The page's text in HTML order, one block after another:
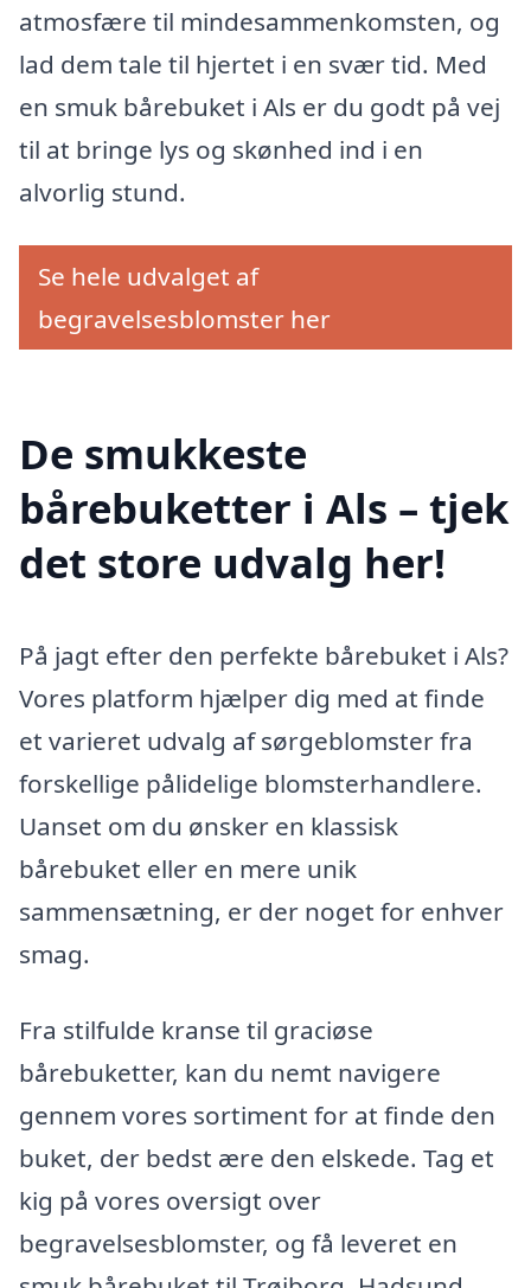
atmosfære til mindesammenkomsten, og
lad dem tale til hjertet i en svær tid. Med
en smuk bårebuket i Als er du godt på vej
til at bringe lys og skønhed ind i en
alvorlig stund.
Se hele udvalget af
begravelsesblomster her
De smukkeste
bårebuketter i Als – tjek
det store udvalg her!
På jagt efter den perfekte bårebuket i Als?
Vores platform hjælper dig med at finde
et varieret udvalg af sørgeblomster fra
forskellige pålidelige blomsterhandlere.
Uanset om du ønsker en klassisk
bårebuket eller en mere unik
sammensætning, er der noget for enhver
smag.
Fra stilfulde kranse til graciøse
bårebuketter, kan du nemt navigere
gennem vores sortiment for at finde den
buket, der bedst ære den elskede. Tag et
kig på vores oversigt over
begravelsesblomster, og få leveret en